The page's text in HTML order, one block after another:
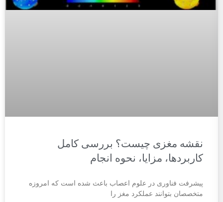
نقشه مغزی چیست؟ بررسی کامل
کاربردها، مزایا، نحوه انجام
پیشرفت فناوری در علوم اعصاب باعث شده است که امروزه
متخصصان بتوانند عملکرد مغز را